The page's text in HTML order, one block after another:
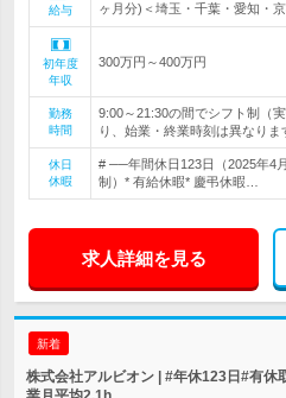
給与
ヶ月分)＜埼玉・千葉・愛知・
初年度
年収
300万円～400万円
勤務
時間
9:00～21:30の間でシフト制（
り、始業・終業時刻は異なりま
休日
休暇
# ──年間休日123日（2025年4
制）* 有給休暇* 慶弔休暇…
求人詳細を見る
新着
株式会社アルビオン | #年休123日#有